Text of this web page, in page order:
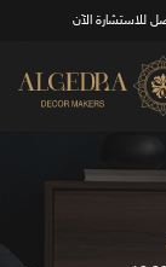
للاستشارة الآن